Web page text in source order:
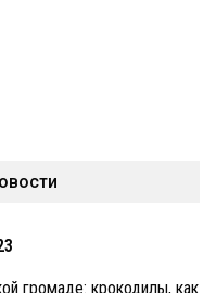
громаде: крокодилы, как